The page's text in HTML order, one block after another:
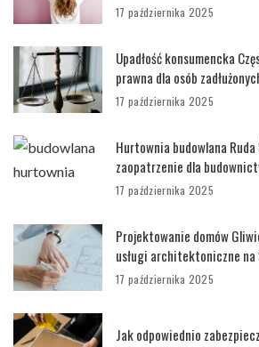
17 października 2025
Upadłość konsumencka
prawna dla osób
17 października 2025
Hurtownia budowlana
zaopatrzenie dla
17 października 2025
Projektowanie domów
usługi architektoniczne na
17 października 2025
Jak odpowiednio